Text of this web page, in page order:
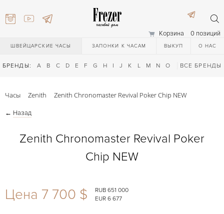
Корзина 0 позиций
ШВЕЙЦАРСКИЕ ЧАСЫ ЗАПОНКИ К ЧАСАМ ВЫКУП О НАС
БРЕНДЫ: A B C D E F G H I J K L M N O Q R S T
ВСЕ БРЕНДЫ
27-44
Часы Zenith Zenith Chronomaster Revival Poker Chip NEW
← Назад
Zenith Chronomaster Revival Poker
Chip NEW
Цена 7 700 $
RUB 651 000
EUR 6 677